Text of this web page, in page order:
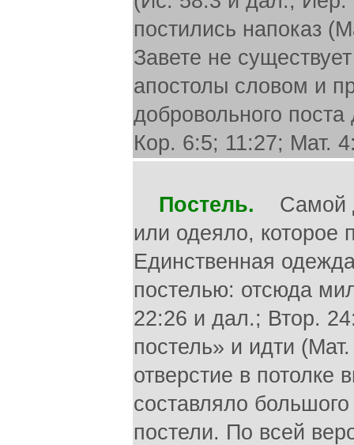
постились напоказ
Завете не
апостолы словом и
добровольного
Кор. 6:5; 11:27; Мат.
Постель. Самой
или одеяло, которое
Единственная
постелью: отсюда
22:26 и дал.; Втор.
постель» и идти
отверстие в потолке
составляло
постели. По всей